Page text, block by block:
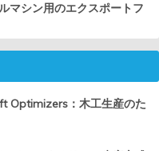
シン用のエクスポートフ
Optimizers：木工生産のた